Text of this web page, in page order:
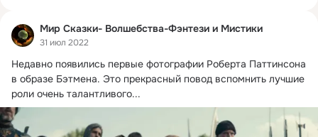
Мир Сказки- Волшебства-Фэнтези и Мистики
31 июл 2022
Недавно появились первые фотографии Роберта Паттинсона
в образе Бэтмена. Это прекрасный повод вспомнить лучшие
роли очень талантливого...